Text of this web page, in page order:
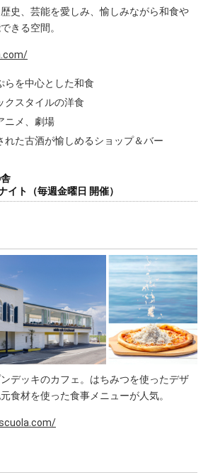
史、芸能を愛しみ、愉しみながら和食や
きる空間。
らを中心とした和食
クスタイルの洋食
ニメ、劇場
れた古酒が愉しめるショップ＆バー
イト（毎週金曜日 開催）
デッキのカフェ。はちみつを使ったデザ
食材を使った食事メニューが人気。